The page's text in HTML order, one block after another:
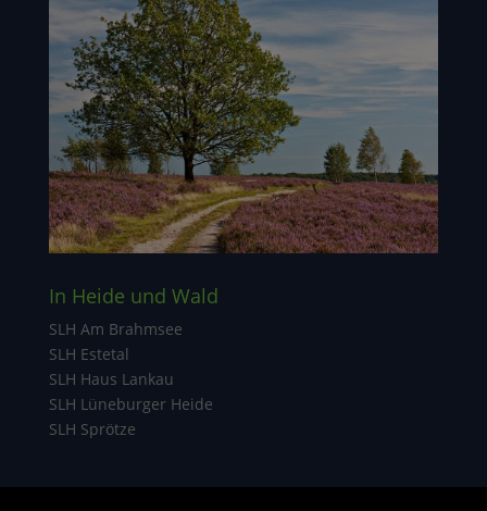
In Heide und Wald
SLH Am Brahmsee
SLH Estetal
SLH Haus Lankau
SLH Lüneburger Heide
SLH Sprötze